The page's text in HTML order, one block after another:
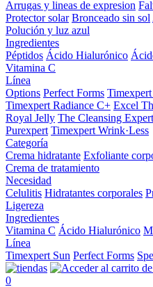
Arrugas y lineas de expresion
Protector solar Bronceado sin sol
Polución y luz azul
Ingredientes
Péptidos Ácido Hialurónico
Vitamina C
Línea
Options Perfect Forms
Timexpert Radiance C+ Excel
Royal Jelly The Cleansing Expert
Purexpert Timexpert Wrink·Less
Categoría
Crema hidratante Exfoliante
Crema de tratamiento
Necesidad
Celulitis Hidratantes corporales
Ligereza
Ingredientes
Vitamina C Ácido Hialurónico
Línea
Timexpert Sun Perfect Forms
0